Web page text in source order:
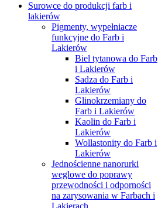
Surowce do produkcji farb i
lakierów
Pigmenty, wypełniacze
funkcyjne do Farb i
Lakierów
Biel tytanowa do Farb
i Lakierów
Sadza do Farb i
Lakierów
Glinokrzemiany do
Farb i Lakierów
Kaolin do Farb i
Lakierów
Wollastonity do Farb i
Lakierów
Jednościenne nanorurki
węglowe do poprawy
przewodności i odporności
na zarysowania w Farbach i
Lakierach